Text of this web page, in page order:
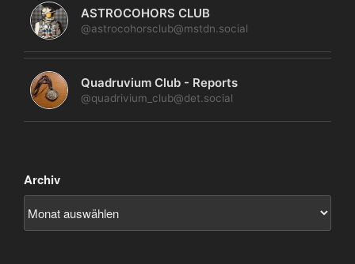
ASTROCOHORS CLUB
@astrocohorsclub@mstdn.social
Quadruvium Club - Reports
@quadrivium_club@det.social
Archiv